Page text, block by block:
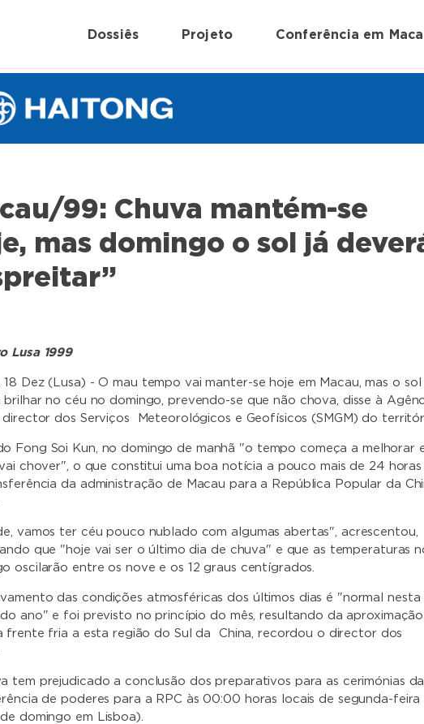
Dossiês Projeto Conferência em
99: Chuva mantém-se
mas domingo o sol já
Lusa 1999
18 Dez (Lusa) - O mau tempo vai manter-se hoje em Macau, mas o sol
brilhar no céu no domingo, prevendo-se que não chova, disse à
director dos Serviços Meteorológicos e Geofísicos (SMGM) do
Fong Soi Kun, no domingo de manhã "o tempo começa a melhorar
chover", o que constitui uma boa notícia a pouco mais de 24 horas
da administração de Macau para a República Popular da
vamos ter céu pouco nublado com algumas abertas", acrescentou,
que "hoje vai ser o último dia de chuva" e que as temperaturas
oscilarão entre os nove e os 12 graus centígrados.
das condições atmosféricas dos últimos dias é "normal nesta
ano" e foi previsto no princípio do mês, resultando da aproximação
frente fria a esta região do Sul da China, recordou o director dos
tem prejudicado a conclusão dos preparativos para as cerimónias da
de poderes para a RPC às 00:00 horas locais de segunda-feira
domingo em Lisboa).